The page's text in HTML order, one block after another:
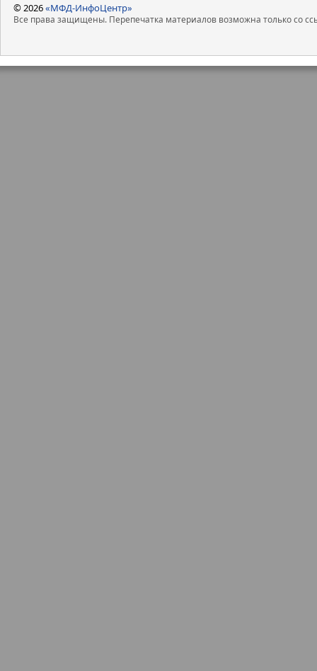
© 2026«МФД-ИнфоЦентр»
Все права защищены. Перепечатка материалов возможна только со